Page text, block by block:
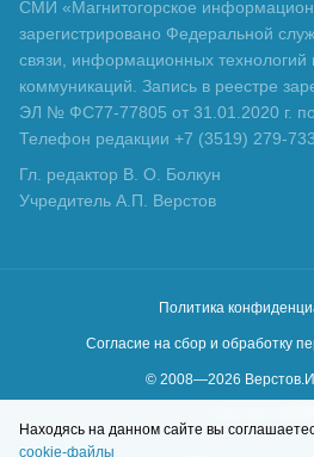
СМИ «Магнитогорское
зарегистрировано Федеральной
связи, информационных технологий
коммуникаций. Запись в реестре
ЭЛ № ФС77-77805 от 31.01.2020 г.
Телефон редакции +7 (3519) 279-733
Гл. редактор В. О. Болкун
Учредитель А.П. Верстов
Политика
Согласие на сбор и обработку
© 2008—2026
Находясь на данном сайте вы
cookie-файлы